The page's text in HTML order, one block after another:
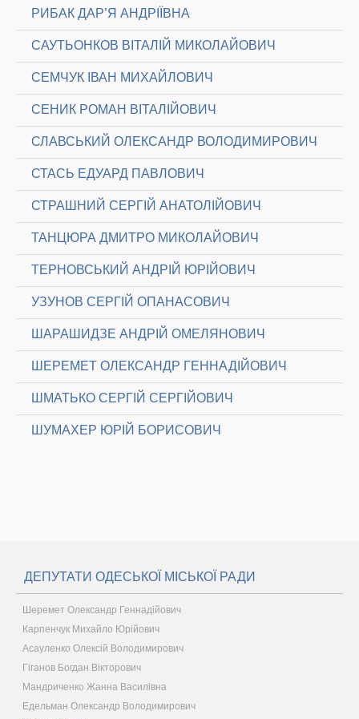
РИБАК ДАР’Я АНДРІЇВНА
САУТЬОНКОВ ВІТАЛІЙ МИКОЛАЙОВИЧ
СЕМЧУК ІВАН МИХАЙЛОВИЧ
СЕНИК РОМАН ВІТАЛІЙОВИЧ
СЛАВСЬКИЙ ОЛЕКСАНДР ВОЛОДИМИРОВИЧ
СТАСЬ ЕДУАРД ПАВЛОВИЧ
СТРАШНИЙ СЕРГІЙ АНАТОЛІЙОВИЧ
ТАНЦЮРА ДМИТРО МИКОЛАЙОВИЧ
ТЕРНОВСЬКИЙ АНДРІЙ ЮРІЙОВИЧ
УЗУНОВ СЕРГІЙ ОПАНАСОВИЧ
ШАРАШИДЗЕ АНДРІЙ ОМЕЛЯНОВИЧ
ШЕРЕМЕТ ОЛЕКСАНДР ГЕННАДІЙОВИЧ
ШМАТЬКО СЕРГІЙ СЕРГІЙОВИЧ
ШУМАХЕР ЮРІЙ БОРИСОВИЧ
ДЕПУТАТИ ОДЕСЬКОЇ МІСЬКОЇ РАДИ
Шеремет Олександр Геннадійович
Карпенчук Михайло Юрійович
Асауленко Олексій Володимирович
Гіганов Богдан Вікторович
Мандриченко Жанна Василівна
Едельман Олександр Володимирович